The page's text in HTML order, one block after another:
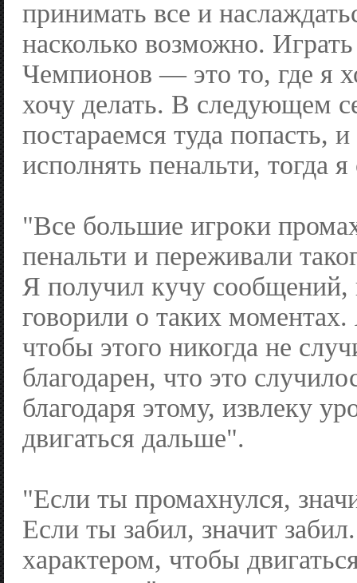
принимать все и
насколько возможно.
Чемпионов — это то, где я
хочу делать. В следующем
постараемся туда попасть,
исполнять пенальти, тогда
"Все большие игроки
пенальти и переживали
Я получил кучу
говорили о таких
чтобы этого никогда не
благодарен, что это
благодаря этому, извлеку
двигаться дальше".
"Если ты промахнулся,
Если ты забил, значит
характером, чтобы